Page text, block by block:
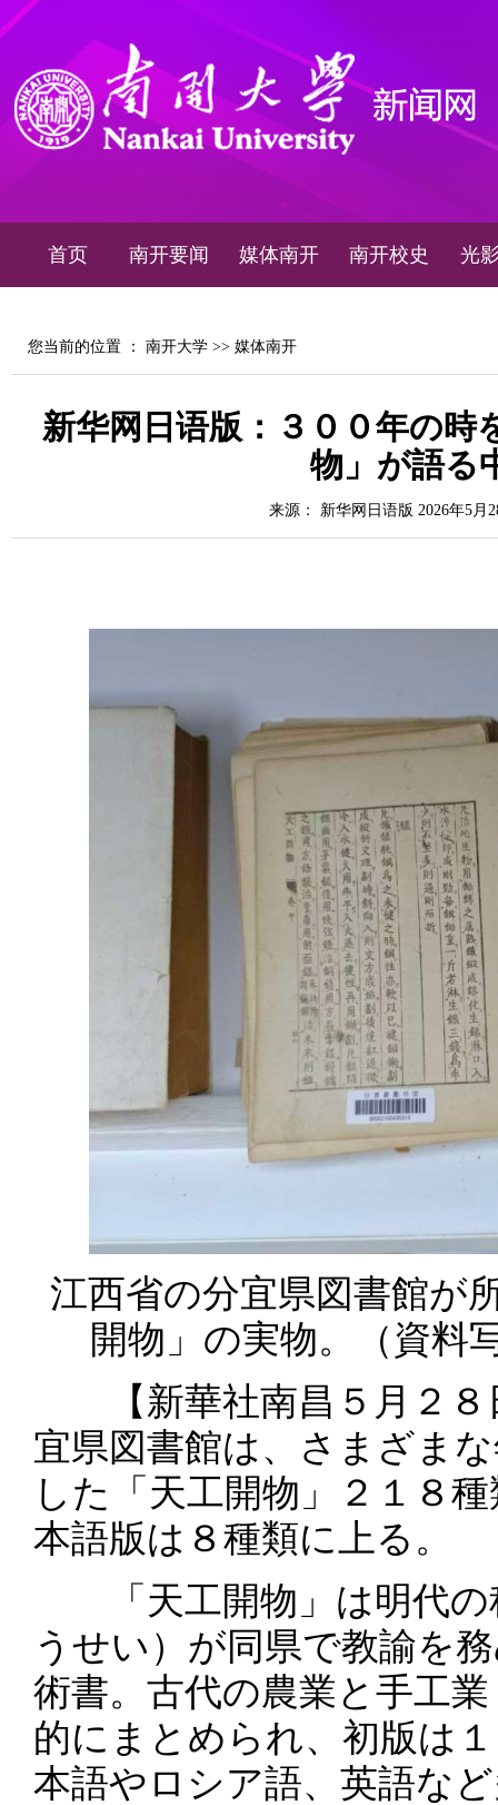
首页 南开要闻 媒体南开 南开校史 光
您当前的位置 ： 南开大学 >> 媒体南开
新华网日语版：３００年の時
物」が語る
来源： 新华网日语版 2026年5月
江西省の分宜県図書館が
開物」の実物。（資料
【新華社南昌５月２８
宜県図書館は、さまざま
した「天工開物」２１８
本語版は８種類に上る。
「天工開物」は明代の
うせい）が同県で教諭を
術書。古代の農業と手工
的にまとめられ、初版は
本語やロシア語、英語な